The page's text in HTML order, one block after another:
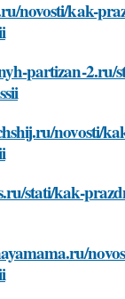
novosti/kak-
partizan-2.ru/
novosti/
stati/kak-